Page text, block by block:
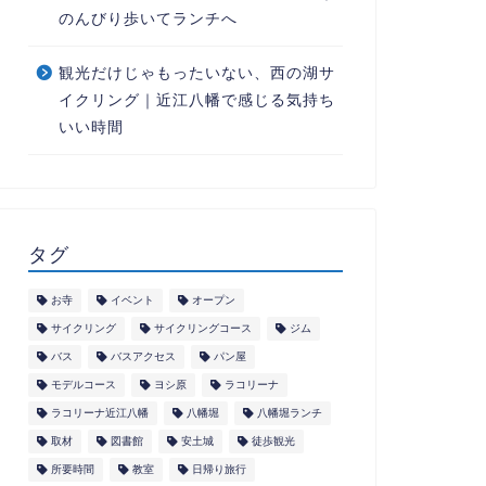
のんびり歩いてランチへ
観光だけじゃもったいない、西の湖サ
イクリング｜近江八幡で感じる気持ち
いい時間
タグ
お寺 イベント オープン
サイクリング サイクリングコース ジム
バス バスアクセス パン屋
モデルコース ヨシ原 ラコリーナ
ラコリーナ近江八幡 八幡堀 八幡堀ランチ
取材 図書館 安土城 徒歩観光
所要時間 教室 日帰り旅行